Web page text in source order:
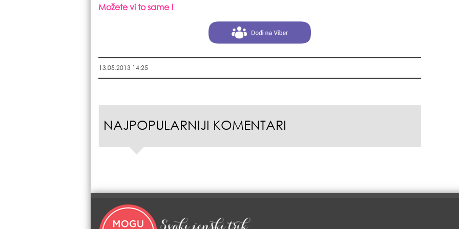
Možete vi to same !
13.05.2013 14:25
NAJPOPULARNIJI KOMENTARI